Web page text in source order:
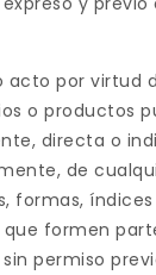
acto por virtud
o productos
directa o
de
formas,
formen
permiso